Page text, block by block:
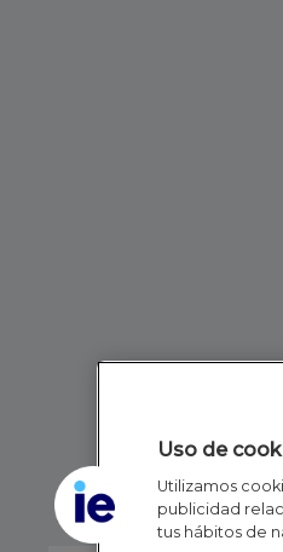
Uso de
Utilizamos
publicidad
tus hábitos de